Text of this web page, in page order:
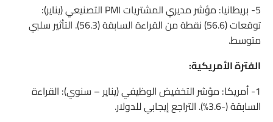
5- بريطانيا: مؤشر مديري المشتريات PMI التصنيعي (يناير):
توقعات (56.6) نقطة من القراءة السابقة (56.3). التأثير سلبي
متوسط.
الفترة الأمريكية:
1- أمريكا: مؤشر التخفيض الوظيفي (يناير – سنوي): القراءة
السابقة (-3.6%). التراجع إيجابي للدولار.